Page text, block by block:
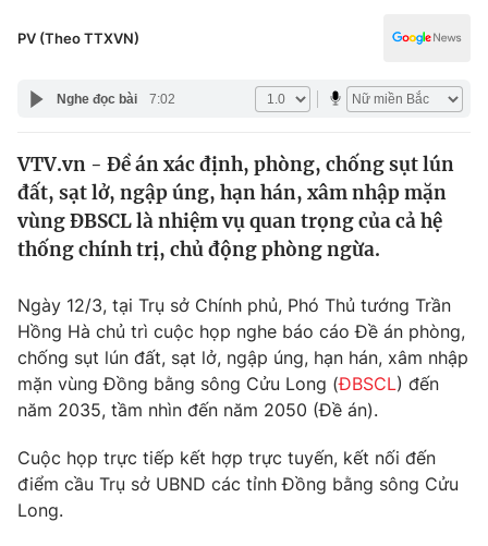
Thế giới
Tin tức
Câu chuyện quốc tế
Kinh tế
Tài chính
Thị trường
Góc doanh nghiệp
Dữ liệu và đời sống
Truyền hình
Hậu trường
Nhân vật
Giải trí
Điện ảnh
Đời sống
Giáo dục
PV (Theo TTXVN)
Nghe đọc bài 7:02
VTV.vn - Đề án xác định, phòng, chống sụt lún
đất, sạt lở, ngập úng, hạn hán, xâm nhập mặn
vùng ĐBSCL là nhiệm vụ quan trọng của cả hệ
thống chính trị, chủ động phòng ngừa.
Ngày 12/3, tại Trụ sở Chính phủ, Phó Thủ tướng Trần
Hồng Hà chủ trì cuộc họp nghe báo cáo Đề án phòng,
chống sụt lún đất, sạt lở, ngập úng, hạn hán, xâm nhập
mặn vùng Đồng bằng sông Cửu Long (ĐBSCL) đến
năm 2035, tầm nhìn đến năm 2050 (Đề án).
Cuộc họp trực tiếp kết hợp trực tuyến, kết nối đến
điểm cầu Trụ sở UBND các tỉnh Đồng bằng sông Cửu
Long.